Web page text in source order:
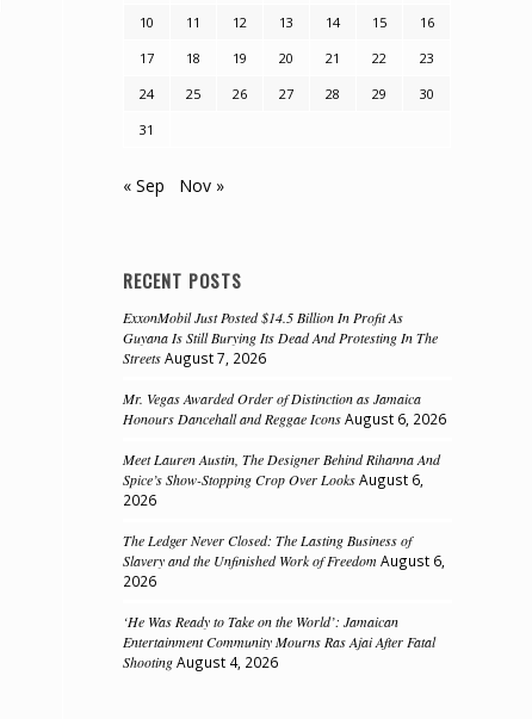
10
11 12 13 14 15
16
17
18 19 20 21 22
23
24
25 26 27 28 29
30
31
« Sep Nov »
RECENT POSTS
ExxonMobil Just Posted $14.5 Billion In Profit As
Guyana Is Still Burying Its Dead And Protesting In The
Streets August 7, 2026
Mr. Vegas Awarded Order of Distinction as Jamaica
Honours Dancehall and Reggae Icons August 6, 2026
Meet Lauren Austin, The Designer Behind Rihanna And
Spice’s Show-Stopping Crop Over Looks August 6,
2026
The Ledger Never Closed: The Lasting Business of
Slavery and the Unfinished Work of Freedom August 6,
2026
‘He Was Ready to Take on the World’: Jamaican
Entertainment Community Mourns Ras Ajai After Fatal
Shooting August 4, 2026